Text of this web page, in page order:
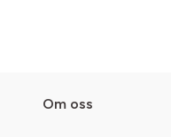
Om oss